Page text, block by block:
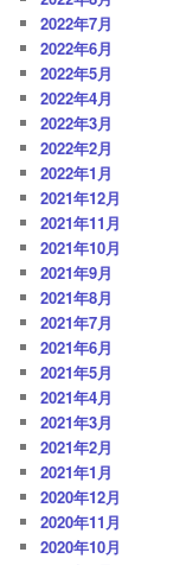
2022年7月
2022年6月
2022年5月
2022年4月
2022年3月
2022年2月
2022年1月
2021年12月
2021年11月
2021年10月
2021年9月
2021年8月
2021年7月
2021年6月
2021年5月
2021年4月
2021年3月
2021年2月
2021年1月
2020年12月
2020年11月
2020年10月